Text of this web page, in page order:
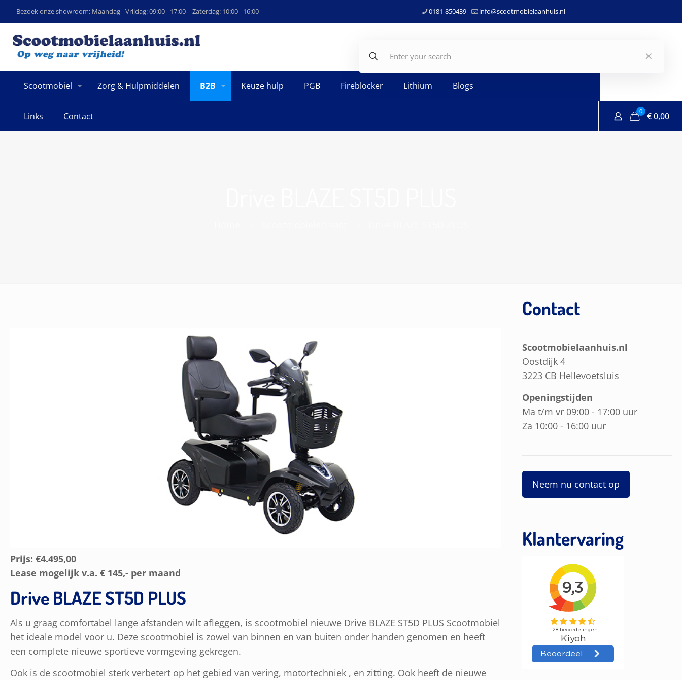
Bezoek onze showroom: Maandag - Vrijdag: 09:00 - 17:00 | Zaterdag: 10:00 - 16:00 0181-850439 info@scootmobielaanhuis.nl
Scootmobiel Zorg & Hulpmiddelen B2B Keuze hulp PGB Fireblocker Lithium Blogs
Links Contact 0 €0,00
✕
Prijs: €4.495,00
Lease mogelijk v.a. € 145,- per maand
Drive BLAZE ST5D PLUS
Als u graag comfortabel lange afstanden wilt afleggen, is scootmobiel nieuwe Drive BLAZE ST5D PLUS Scootmobiel
het ideale model voor u. Deze scootmobiel is zowel van binnen en van buiten onder handen genomen en heeft
een complete nieuwe sportieve vormgeving gekregen.
Ook is de scootmobiel sterk verbetert op het gebied van vering, motortechniek , en zitting. Ook heeft de nieuwe
Contact
Scootmobielaanhuis.nl
Oostdijk 4
3223 CB Hellevoetsluis
Openingstijden
Ma t/m vr 09:00 - 17:00 uur
Za 10:00 - 16:00 uur
Neem nu contact op
Klantervaring